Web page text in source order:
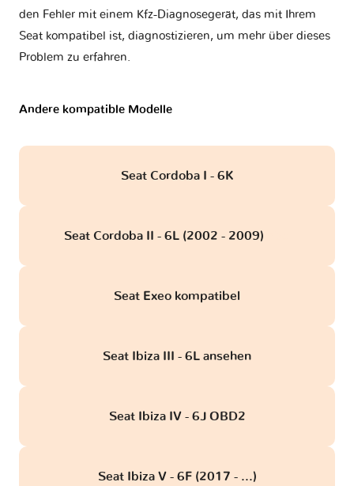
den Fehler mit einem Kfz-Diagnosegerät, das mit Ihrem
Seat kompatibel ist, diagnostizieren, um mehr über dieses
Problem zu erfahren.
Andere kompatible Modelle
Seat Cordoba I - 6K
Seat Cordoba II - 6L (2002 - 2009)
Seat Exeo kompatibel
Seat Ibiza III - 6L ansehen
Seat Ibiza IV - 6J OBD2
Seat Ibiza V - 6F (2017 - ...)